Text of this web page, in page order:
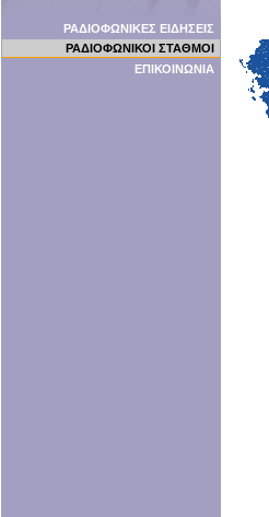
ΡΑΔΙΟΦΩΝΙΚΕΣ ΕΙΔΗΣΕΙΣ
ΡΑΔΙΟΦΩΝΙΚΟΙ ΣΤΑΘΜΟΙ
ΕΠΙΚΟΙΝΩΝΙΑ